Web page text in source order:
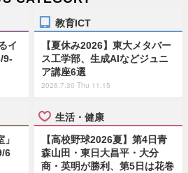
イ
9-
教育ICT
【夏休み2026】東大メタバー
ス工学部、生成AIなどジュニ
ア講座6選
2026.7.30 Thu 11:15
6
生活・健康
【高校野球2026夏】第4日青
森山田・東日大昌平・大分
商・英明が勝利、第5日は花巻